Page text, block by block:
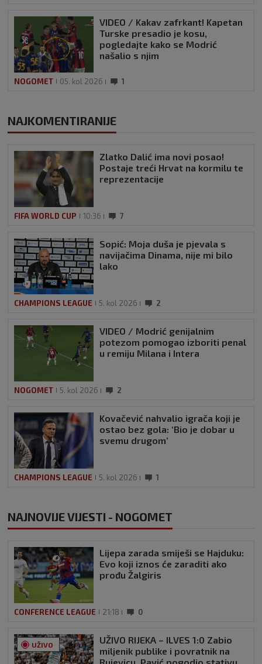
VIDEO / Kakav zafrkant! Kapetan
Turske presadio je kosu,
pogledajte kako se Modrić
našalio s njim
NOGOMET 05. kol 2026 1
NAJKOMENTIRANIJE
Zlatko Dalić ima novi posao!
Postaje treći Hrvat na kormilu te
reprezentacije
FIFA WORLD CUP 10:36 7
Sopić: Moja duša je pjevala s
navijačima Dinama, nije mi bilo
lako
CHAMPIONS LEAGUE 5. kol 2026 2
VIDEO / Modrić genijalnim
potezom pomogao izboriti penal
u remiju Milana i Intera
NOGOMET 5. kol 2026 2
Kovačević nahvalio igrača koji je
ostao bez gola: ‘Bio je dobar u
svemu drugom’
CHAMPIONS LEAGUE 5. kol 2026 1
NAJNOVIJE VIJESTI - NOGOMET
Lijepa zarada smiješi se Hajduku:
Evo koji iznos će zaraditi ako
prođu Žalgiris
CONFERENCE LEAGUE 21:18 0
UŽIVO
UŽIVO RIJEKA – ILVES 1:0 Zabio
miljenik publike i povratnik na